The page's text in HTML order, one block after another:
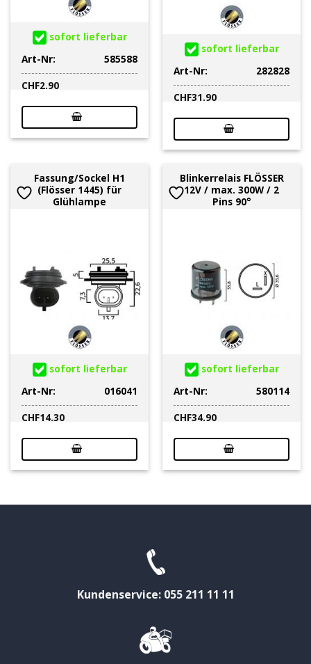
sofort lieferbar
Art-Nr:
585588
CHF2.90
sofort lieferbar
Art-Nr:
282828
CHF31.90
Fassung/Sockel H1
(Flösser 1445) für
Glühlampe
sofort lieferbar
Art-Nr:
016041
CHF14.30
Blinkerrelais FLÖSSER
12V / max. 300W / 2
Pins 90°
sofort lieferbar
Art-Nr:
580114
CHF34.90
Kundenservice: 055 211 11 11